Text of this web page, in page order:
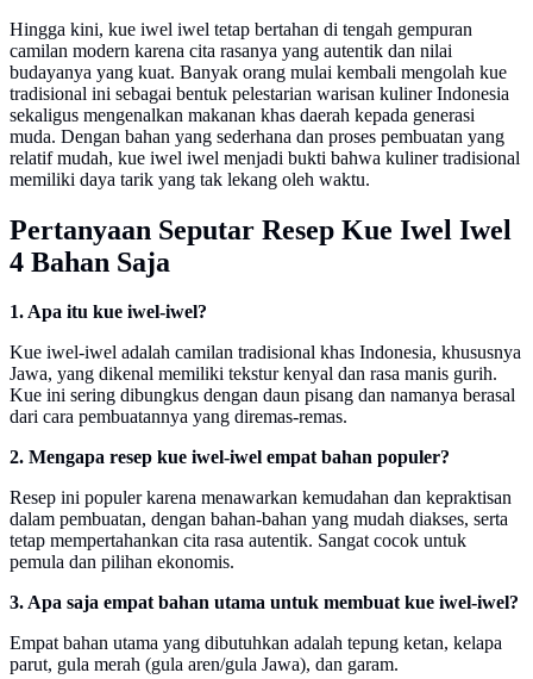
Hingga kini, kue iwel iwel tetap bertahan di tengah gempuran
camilan modern karena cita rasanya yang autentik dan nilai
budayanya yang kuat. Banyak orang mulai kembali mengolah kue
tradisional ini sebagai bentuk pelestarian warisan kuliner Indonesia
sekaligus mengenalkan makanan khas daerah kepada generasi
muda. Dengan bahan yang sederhana dan proses pembuatan yang
relatif mudah, kue iwel iwel menjadi bukti bahwa kuliner tradisional
memiliki daya tarik yang tak lekang oleh waktu.
Pertanyaan Seputar Resep Kue Iwel Iwel
4 Bahan Saja
1. Apa itu kue iwel-iwel?
Kue iwel-iwel adalah camilan tradisional khas Indonesia, khususnya
Jawa, yang dikenal memiliki tekstur kenyal dan rasa manis gurih.
Kue ini sering dibungkus dengan daun pisang dan namanya berasal
dari cara pembuatannya yang diremas-remas.
2. Mengapa resep kue iwel-iwel empat bahan populer?
Resep ini populer karena menawarkan kemudahan dan kepraktisan
dalam pembuatan, dengan bahan-bahan yang mudah diakses, serta
tetap mempertahankan cita rasa autentik. Sangat cocok untuk
pemula dan pilihan ekonomis.
3. Apa saja empat bahan utama untuk membuat kue iwel-iwel?
Empat bahan utama yang dibutuhkan adalah tepung ketan, kelapa
parut, gula merah (gula aren/gula Jawa), dan garam.